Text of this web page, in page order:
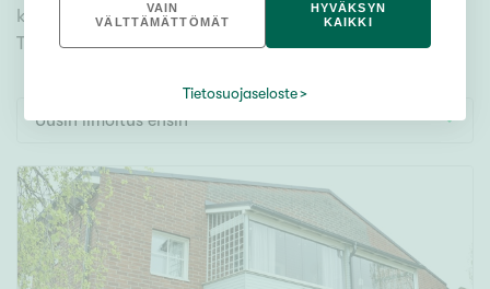
Maa- tai metsätila
Vapaa-ajan asunto
Toimitila
Autotalli
Muut
kerrostaloasunnot Kuhmo ja valitse itsellesi mieleinen!
Tutustu myös videoesittelyihimme!
Uusin ilmoitus ensin
VAIN
VÄLTTÄMÄTTÖMÄT
HYVÄKSYN
KAIKKI
Tietosuojaseloste